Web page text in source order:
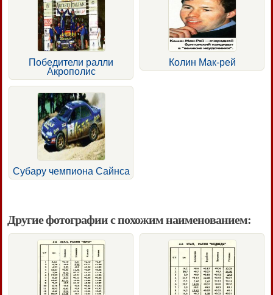
Победители ралли
Акрополис
Колин Мак-рей
Субару чемпиона Сайнса
Другие фотографии с похожим наименованием: